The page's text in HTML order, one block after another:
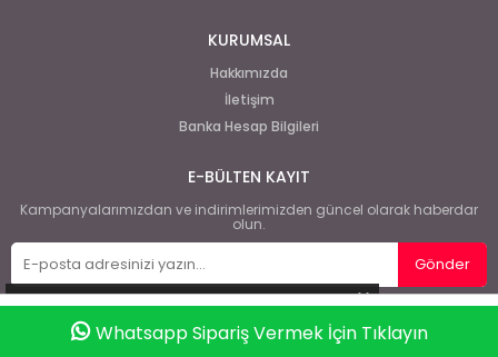
KURUMSAL
Hakkımızda
İletişim
Banka Hesap Bilgileri
E-BÜLTEN KAYIT
Kampanyalarımızdan ve indirimlerimizden güncel olarak haberdar
olun.
Gönder
Whatsapp Sipariş Vermek İçin Tıklayın
Anasayfa Favorilerim Sepetim Üye Girişi